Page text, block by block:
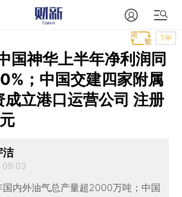
T中
国神华上半年净利润同
；中国交建四家附属
成立港口运营公司 注册
洁
09:03
国内外油气总产量超2000万吨；中国